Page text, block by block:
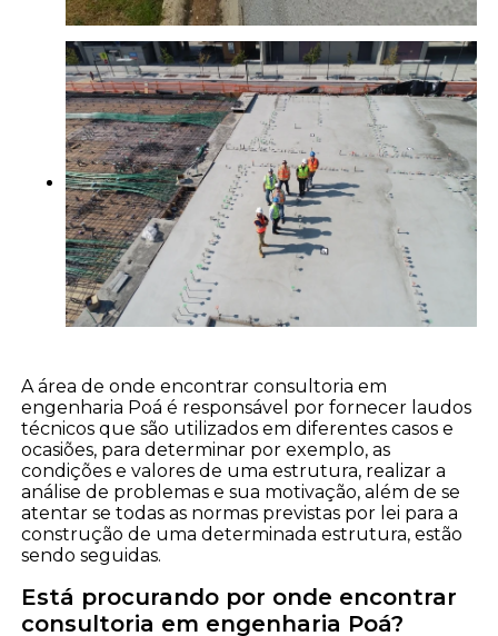
A área de onde encontrar consultoria em
engenharia Poá é responsável por fornecer laudos
técnicos que são utilizados em diferentes casos e
ocasiões, para determinar por exemplo, as
condições e valores de uma estrutura, realizar a
análise de problemas e sua motivação, além de se
atentar se todas as normas previstas por lei para a
construção de uma determinada estrutura, estão
sendo seguidas.
Está procurando por onde encontrar
consultoria em engenharia Poá?